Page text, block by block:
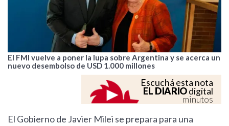
El FMI vuelve a poner la lupa sobre Argentina y se acerca un
nuevo desembolso de USD 1.000 millones
Escuchá esta nota
EL DIARIOdigital
minutos
El Gobierno de Javier Milei se prepara para una